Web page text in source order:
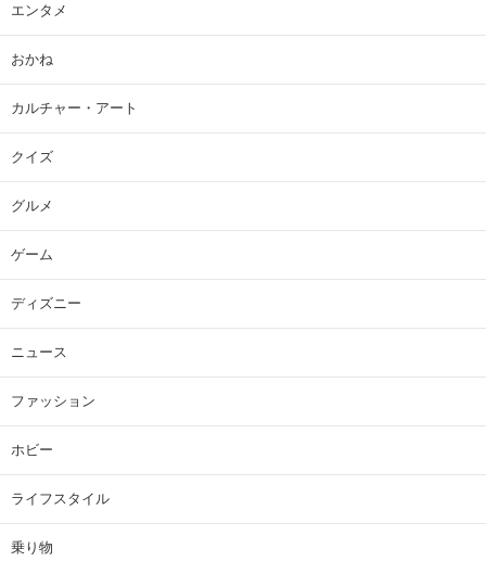
エンタメ
おかね
カルチャー・アート
クイズ
グルメ
ゲーム
ディズニー
ニュース
ファッション
ホビー
ライフスタイル
乗り物